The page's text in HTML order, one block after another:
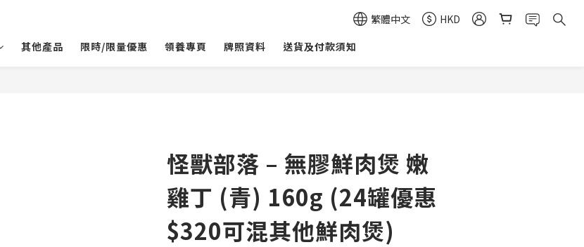
繁體中文
HKD
其他產品 限時/限量優惠 領養專頁 牌照資料 送貨及付款須知
怪獸部落 – 無膠鮮肉煲 嫩
雞丁 (青) 160g (24罐優惠
$320可混其他鮮肉煲)